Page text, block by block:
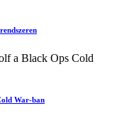
War-ban